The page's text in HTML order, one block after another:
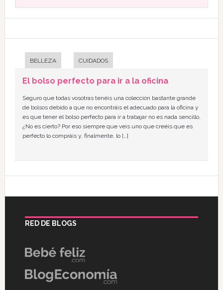
BELLEZA CUIDADOS
El bolso perfecto para ir a la oficina
Seguro que todas vosotras tenéis una colección bastante grande
de bolsos debido a que no encontráis el adecuado para la oficina y
es que tener el bolso perfecto para ir a trabajar no es nada sencillo,
¿No es cierto? Por eso siempre que veis uno que creéis que es
perfecto lo compráis y, finalmente, lo […]
RED DE BLOGS